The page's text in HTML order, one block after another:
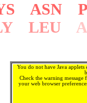
ASN
LEU
You do not have Java
Check the warning message
your web browser